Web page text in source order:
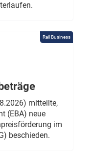
Rail Business
mitteilte,
(EBA) neue
im
beschieden.